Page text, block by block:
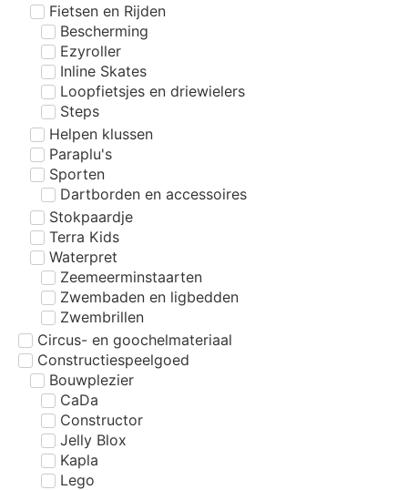
Fietsen en Rijden
Bescherming
Ezyroller
Inline Skates
Loopfietsjes en driewielers
Steps
Helpen klussen
Paraplu's
Sporten
Dartborden en accessoires
Stokpaardje
Terra Kids
Waterpret
Zeemeerminstaarten
Zwembaden en ligbedden
Zwembrillen
Circus- en goochelmateriaal
Constructiespeelgoed
Bouwplezier
CaDa
Constructor
Jelly Blox
Kapla
Lego